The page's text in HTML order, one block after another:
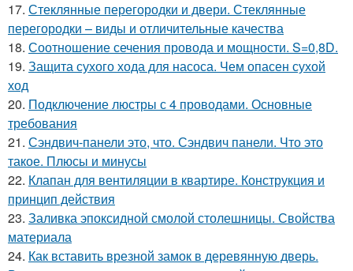
17. Стеклянные перегородки и двери. Стеклянные
перегородки – виды и отличительные качества
18. Соотношение сечения провода и мощности. S=0,8D.
19. Защита сухого хода для насоса. Чем опасен сухой
ход
20. Подключение люстры с 4 проводами. Основные
требования
21. Сэндвич-панели это, что. Сэндвич панели. Что это
такое. Плюсы и минусы
22. Клапан для вентиляции в квартире. Конструкция и
принцип действия
23. Заливка эпоксидной смолой столешницы. Свойства
материала
24. Как вставить врезной замок в деревянную дверь.